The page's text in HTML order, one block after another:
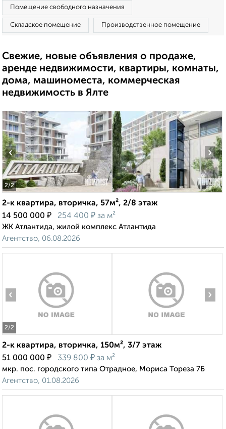
Помещение свободного назначения
Складское помещение Производственное помещение
Свежие, новые объявления о продаже,
аренде недвижимости, квартиры, комнаты,
дома, машиноместа, коммерческая
недвижимость в Ялте
2/2
‹ ›
2-к квартира, вторичка, 57м², 2/8 этаж
14 500 000 ₽ 254 400 ₽ за м²
ЖК Атлантида, жилой комплекс Атлантида
Агентство, 06.08.2026
2/2
‹ ›
2-к квартира, вторичка, 150м², 3/7 этаж
51 000 000 ₽ 339 800 ₽ за м²
мкр. пос. городского типа Отрадное, Мориса Тореза 7Б
Агентство, 01.08.2026